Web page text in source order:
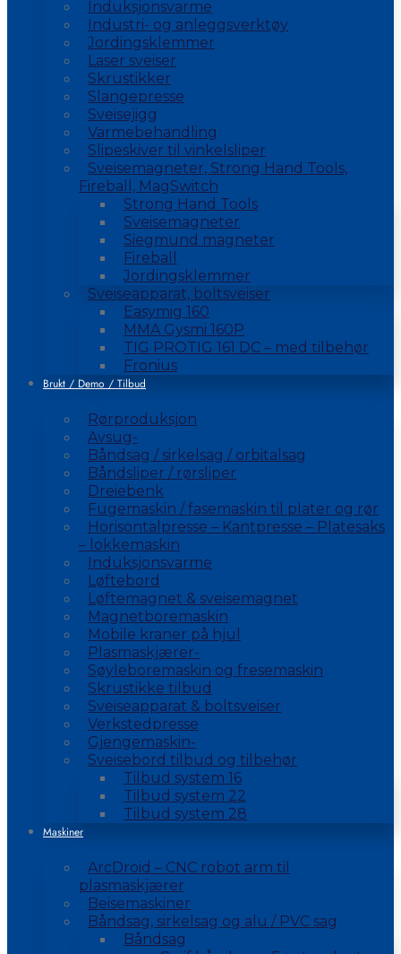
Induksjonsvarme
Industri- og anleggsverktøy
Jordingsklemmer
Laser sveiser
Skrustikker
Slangepresse
Sveisejigg
Varmebehandling
Slipeskiver til vinkelsliper
Sveisemagneter, Strong Hand Tools,
Fireball, MagSwitch
Strong Hand Tools
Sveisemagneter
Siegmund magneter
Fireball
Jordingsklemmer
Sveiseapparat, boltsveiser
Easymig 160
MMA Gysmi 160P
TIG PROTIG 161 DC – med tilbehør
Fronius
Brukt / Demo / Tilbud
Rørproduksjon
Avsug-
Båndsag / sirkelsag / orbitalsag
Båndsliper / rørsliper
Dreiebenk
Fugemaskin / fasemaskin til plater og rør
Horisontalpresse – Kantpresse – Platesaks
– lokkemaskin
Induksjonsvarme
Løftebord
Løftemagnet & sveisemagnet
Magnetboremaskin
Mobile kraner på hjul
Plasmaskjærer-
Søyleboremaskin og fresemaskin
Skrustikke tilbud
Sveiseapparat & boltsveiser
Verkstedpresse
Gjengemaskin-
Sveisebord tilbud og tilbehør
Tilbud system 16
Tilbud system 22
Tilbud system 28
Maskiner
ArcDroid – CNC robot arm til
plasmaskjærer
Beisemaskiner
Båndsag, sirkelsag og alu / PVC sag
Båndsag